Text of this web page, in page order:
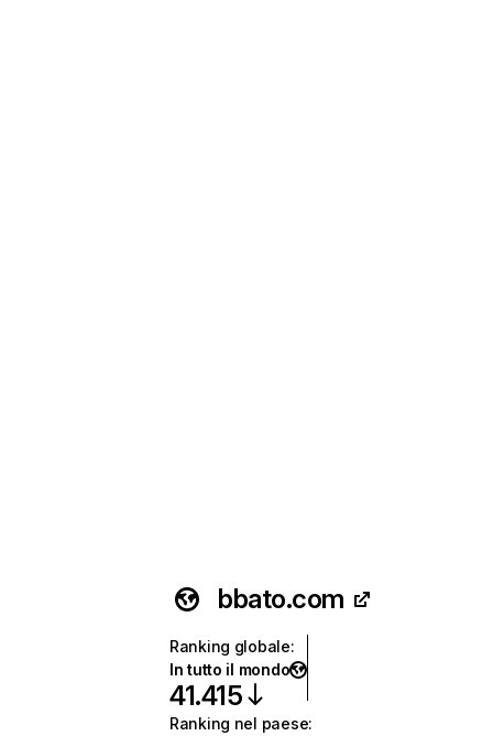
bbato.com
Ranking globale:
In tutto il mondo
41.415
Ranking nel paese: